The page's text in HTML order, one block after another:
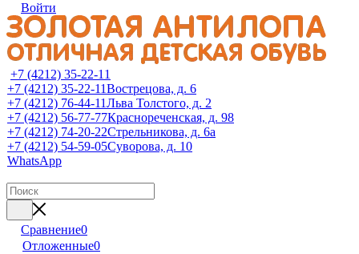
Войти
+7 (4212) 35-22-11
+7 (4212) 35-22-11Вострецова, д. 6
+7 (4212) 76-44-11Льва Толстого, д. 2
+7 (4212) 56-77-77Краснореченская, д. 98
+7 (4212) 74-20-22Стрельникова, д. 6а
+7 (4212) 54-59-05Суворова, д. 10
WhatsApp
Сравнение0
Отложенные0